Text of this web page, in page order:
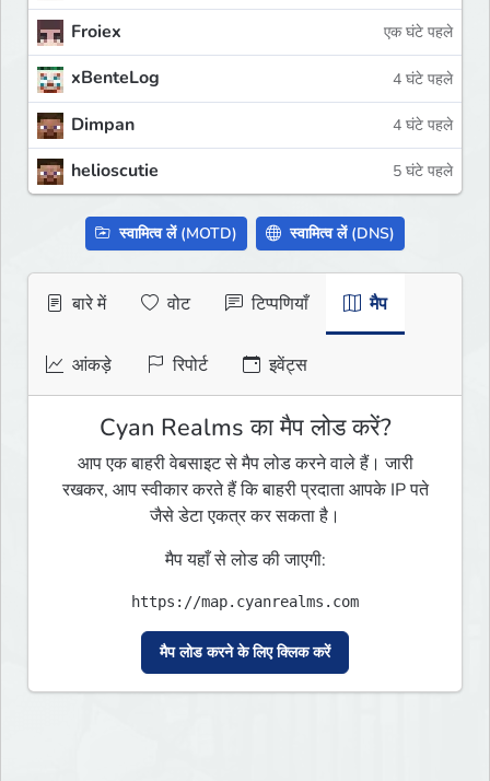
Froiex एक घंटे पहले
xBenteLog 4 घंटे पहले
Dimpan 4 घंटे पहले
helioscutie 5 घंटे पहले
स्वामित्व लें (MOTD) स्वामित्व लें (DNS)
बारे में वोट टिप्पणियाँ मैप
आंकड़े रिपोर्ट इवेंट्स
Cyan Realms का मैप लोड करें?
आप एक बाहरी वेबसाइट से मैप लोड करने वाले हैं। जारी
रखकर, आप स्वीकार करते हैं कि बाहरी प्रदाता आपके IP पते
जैसे डेटा एकत्र कर सकता है।
मैप यहाँ से लोड की जाएगी:
https://map.cyanrealms.com
मैप लोड करने के लिए क्लिक करें